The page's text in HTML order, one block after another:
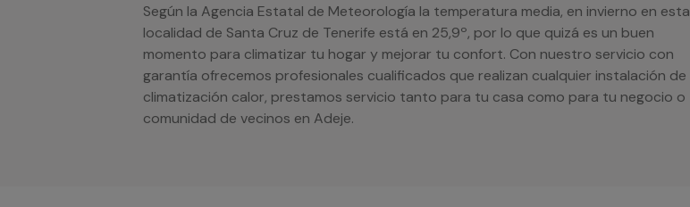
Según la Agencia Estatal de Meteorología la temperatura media, en invierno en esta
localidad de Santa Cruz de Tenerife está en 25,9º, por lo que quizá es un buen
momento para climatizar tu hogar y mejorar tu confort. Con nuestro servicio con
garantía ofrecemos profesionales cualificados que realizan cualquier instalación de
climatización calor, prestamos servicio tanto para tu casa como para tu negocio o
comunidad de vecinos en Adeje.